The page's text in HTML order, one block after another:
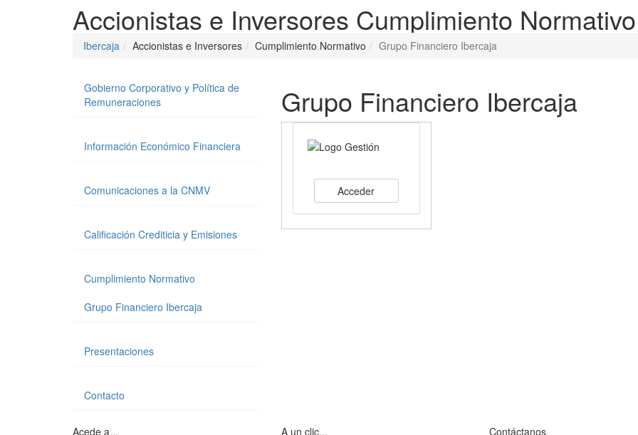
Accionistas e Inversores Cumplimiento Normativo
Ibercaja Accionistas e Inversores Cumplimiento Normativo Grupo Financiero Ibercaja
Grupo Financiero Ibercaja
Acceder
Gobierno Corporativo y Política de
Remuneraciones
Información Económico Financiera
Comunicaciones a la CNMV
Calificación Crediticia y Emisiones
Cumplimiento Normativo
Grupo Financiero Ibercaja
Presentaciones
Contacto
Acede a... A un clic... Contáctanos